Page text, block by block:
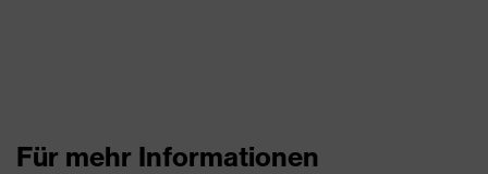
Für mehr Informationen